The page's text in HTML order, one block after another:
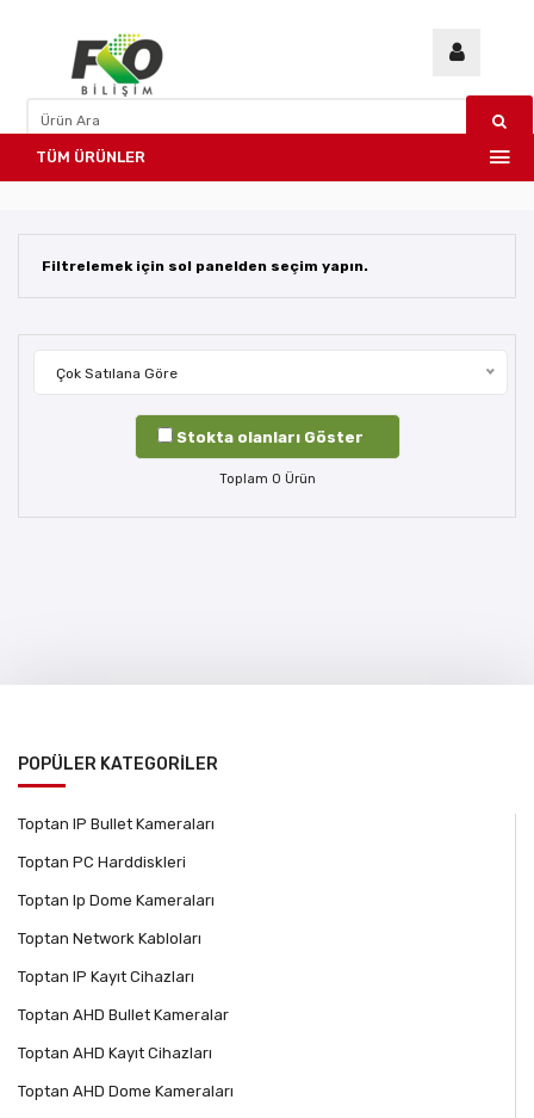
TÜM ÜRÜNLER
Filtrelemek için sol panelden seçim yapın.
Çok Satılana Göre
Stokta olanları Göster
Toplam 0 Ürün
POPÜLER KATEGORİLER
Toptan IP Bullet Kameraları
Toptan PC Harddiskleri
Toptan Ip Dome Kameraları
Toptan Network Kabloları
Toptan IP Kayıt Cihazları
Toptan AHD Bullet Kameralar
Toptan AHD Kayıt Cihazları
Toptan AHD Dome Kameraları